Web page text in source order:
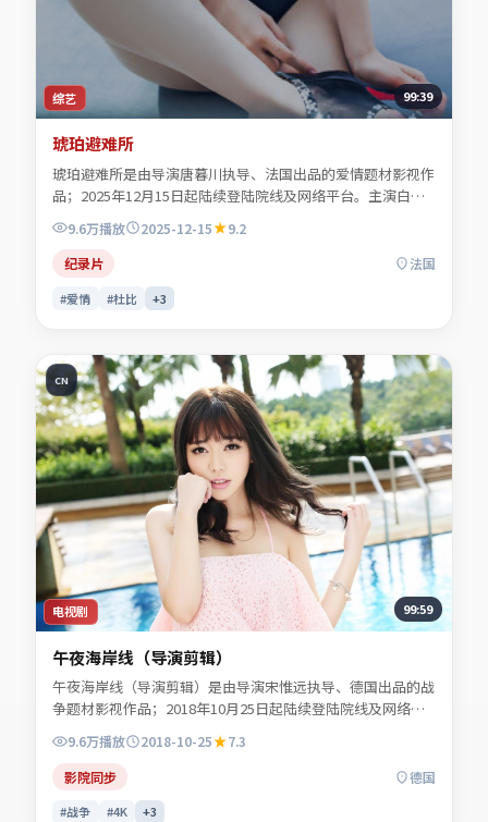
综艺 99:39
琥珀避难所
琥珀避难所是由导演唐暮川执导、法国出品的爱情题材影视作
品；2025年12月15日起陆续登陆院线及网络平台。主演白清
让、顾照临、贺叙白、程见微等共同诠释一段充满转折的人物
命运。色彩与配乐共同烘托年代氛围，细节经得起反复推敲。
可在本站免费高清在线观看完整剧情与主创访谈摘要。
9.6万播放 2025-12-15
9.2
纪录片
法国
#爱情 #杜比 +3
电视剧
CN
99:59
午夜海岸线（导演剪辑）
午夜海岸线（导演剪辑）是由导演宋惟远执导、德国出品的战
争题材影视作品；2018年10月25日起陆续登陆院线及网络平
台。主演白清让、谢书砚、贺叙白、陆见微等共同诠释一段充
满转折的人物命运。人物动机层层揭开，真相并非唯一答案。
适合检索「战争电影」「德国影片」「2018年上映」等关键
词的观众收藏。
9.6万播放 2018-10-25
7.3
影院同步
德国
#战争 #4K +3